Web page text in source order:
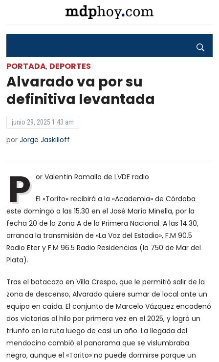
PORTADA, DEPORTES
Alvarado va por su
definitiva levantada
junio 29, 2025 1:43 am
porJorge Jaskilioff
P or Valentin Ramallo de LVDE radio
El «Torito» recibirá a la «Academia» de Córdoba
este domingo a las 15.30 en el José María Minella, por la
fecha 20 de la Zona A de la Primera Nacional. A las 14.30,
arranca la transmisión de «La Voz del Estadio», F.M 90.5
Radio Eter y F.M 96.5 Radio Residencias (la 750 de Mar del
Plata).
Tras el batacazo en Villa Crespo, que le permitió salir de la
zona de descenso, Alvarado quiere sumar de local ante un
equipo en caída. El conjunto de Marcelo Vázquez encadenó
dos victorias al hilo por primera vez en el 2025, y logró un
triunfo en la ruta luego de casi un año. La llegada del
mendocino cambió el panorama que se vislumbraba
negro, aunque el «Torito» no puede dormirse porque un